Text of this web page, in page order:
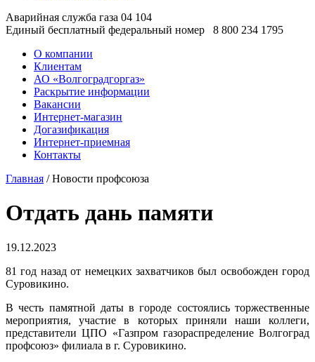
Аварийная служба газа 04 104
Единый бесплатный федеральный номер
8 800 234 1795
О компании
Клиентам
АО «Волгоградгоргаз»
Раскрытие информации
Вакансии
Интернет-магазин
Догазификация
Интернет-приемная
Контакты
Главная / Новости профсоюза
Отдать дань памяти
19.12.2023
81 год назад от немецких захватчиков был освобожден город
Суровикино.
В честь памятной даты в городе состоялись торжественные
мероприятия, участие в которых приняли наши коллеги,
представители ЦПО «Газпром газораспределение Волгоград
профсоюз» филиала в г. Суровикино.